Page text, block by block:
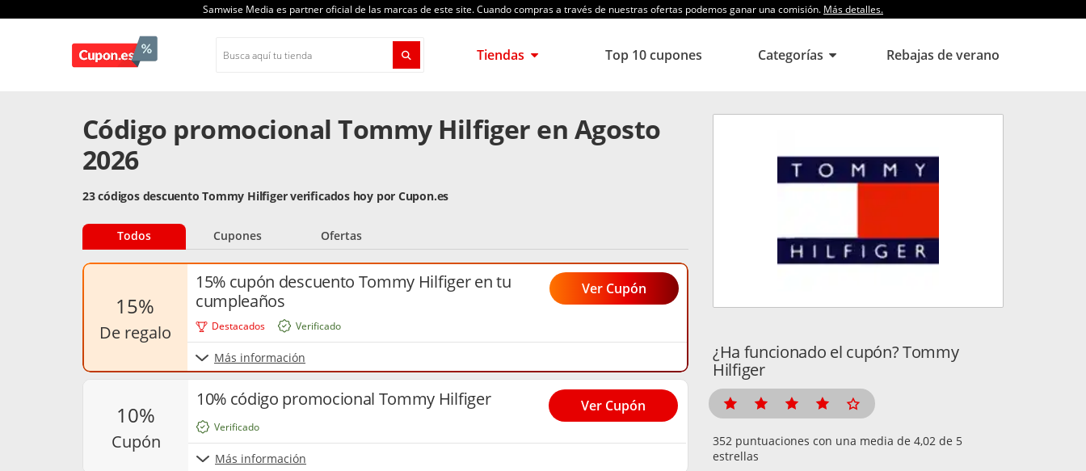
Samwise Media es partner oficial de las marcas de este site. Cuando compras a través de nuestras ofertas podemos ganar una comisión. Más detalles.
Tiendas Top 10 cupones Categorías Rebajas de verano
Código promocional Tommy Hilfiger en Agosto
2026
23 códigos descuento Tommy Hilfiger verificados hoy por Cupon.es
Todos Cupones Ofertas
Destacados
15%
de regalo
15% cupón descuento Tommy Hilfiger en tu
cumpleaños
Más información
Verificado
Ver Cupón
10%
cupón
10% código promocional Tommy Hilfiger
Más información
Verificado
Ver Cupón
¿Ha funcionado el cupón? Tommy
Hilfiger
puntuaciones con una media de
de 5
estrellas